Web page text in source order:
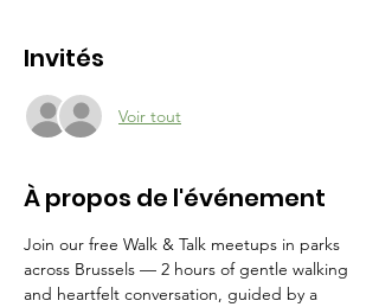
Invités
Voir tout
À propos de l'événement
Join our free Walk & Talk meetups in parks
across Brussels — 2 hours of gentle walking
and heartfelt conversation, guided by a